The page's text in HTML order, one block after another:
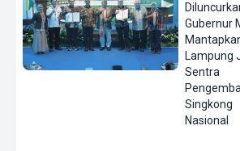
Gubernur
Lampung
Sentra
Singkong
Nasional